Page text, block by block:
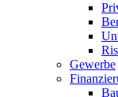
Gewerbe